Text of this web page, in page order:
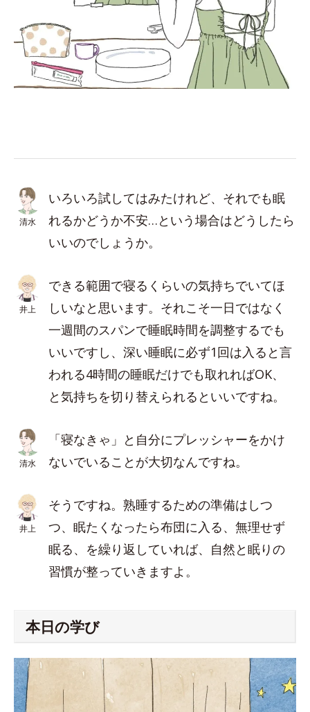
清水
いろいろ試してはみたけれど、それでも眠
れるかどうか不安…という場合はどうしたら
いいのでしょうか。
井上
できる範囲で寝るくらいの気持ちでいてほ
しいなと思います。それこそ一日ではなく
一週間のスパンで睡眠時間を調整するでも
いいですし、深い睡眠に必ず1回は入ると言
われる4時間の睡眠だけでも取れればOK、
と気持ちを切り替えられるといいですね。
清水
「寝なきゃ」と自分にプレッシャーをかけ
ないでいることが大切なんですね。
井上
そうですね。熟睡するための準備はしつ
つ、眠たくなったら布団に入る、無理せず
眠る、を繰り返していれば、自然と眠りの
習慣が整っていきますよ。
本日の学び